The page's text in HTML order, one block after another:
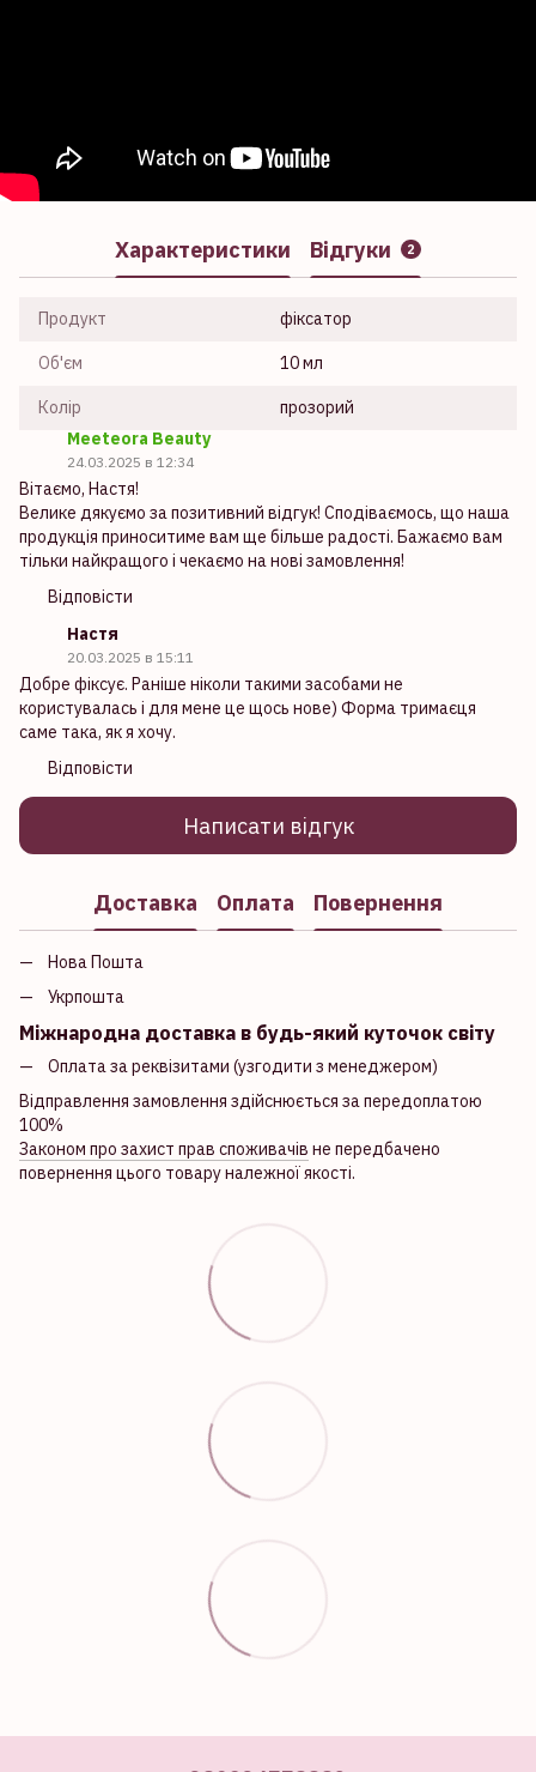
Характеристики Відгуки 2
Продукт фіксатор
Об'єм 10 мл
Колір
прозорий
Meeteora Beauty
24.03.2025 в 12:34
Вітаємо, Настя!
Велике дякуємо за позитивний відгук! Сподіваємось, що наша
продукція приноситиме вам ще більше радості. Бажаємо вам
тільки найкращого і чекаємо на нові замовлення!
Відповісти
Настя
20.03.2025 в 15:11
Добре фіксує. Раніше ніколи такими засобами не
користувалась і для мене це щось нове) Форма тримаєця
саме така, як я хочу.
Відповісти
Написати відгук
Доставка Оплата Повернення
Нова Пошта
Укрпошта
Міжнародна доставка в будь-який куточок світу
Оплата за реквізитами (узгодити з менеджером)
Відправлення замовлення здійснюється за передоплатою
100%
Законом про захист прав споживачів не передбачено
повернення цього товару належної якості.